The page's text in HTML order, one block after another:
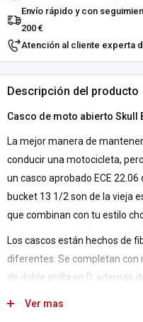
Envío rápido y con
200 €
Atención al cliente experta
Descripción del producto
Casco de moto abierto Skull
La mejor manera de
conducir una motocicleta,
un casco aprobado ECE 22.06
bucket 13 1/2 son de la vieja
que combinan con tu estilo
Los cascos están hechos de
diferentes. Se completan con
de doble anilla en D, además
Ver mas